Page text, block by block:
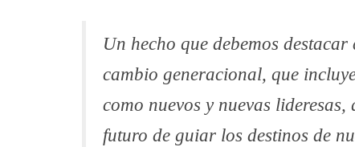
Un hecho que debemos
cambio generacional, que
como nuevos y nuevas
futuro de guiar los destinos de